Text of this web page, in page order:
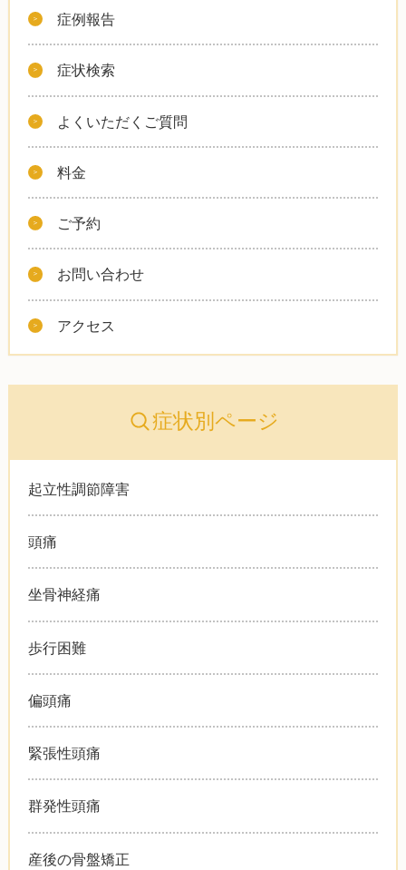
症例報告
症状検索
よくいただくご質問
料金
ご予約
お問い合わせ
アクセス
症状別ページ
起立性調節障害
頭痛
坐骨神経痛
歩行困難
偏頭痛
緊張性頭痛
群発性頭痛
産後の骨盤矯正